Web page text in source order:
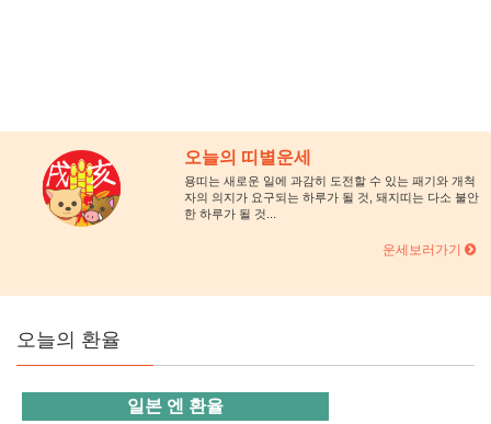
오늘의 띠별운세
용띠는 새로운 일에 과감히 도전할 수 있는 패기와 개척
자의 의지가 요구되는 하루가 될 것, 돼지띠는 다소 불안
한 하루가 될 것...
운세보러가기
오늘의 환율
일본 엔 환율